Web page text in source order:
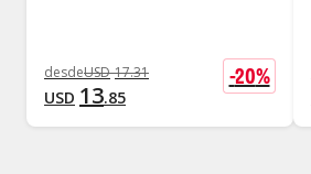
desdeUSD 17.31
USD 13.85
-20%